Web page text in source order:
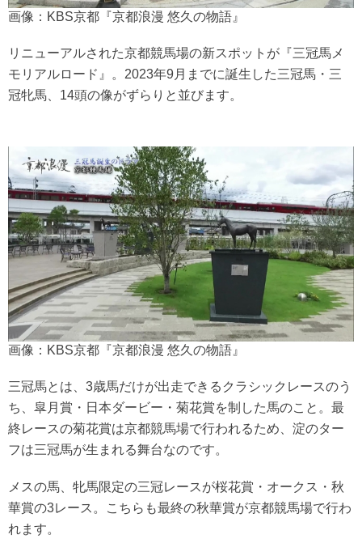
画像：KBS京都『京都浪漫 悠久の物語』
リニューアルされた京都競馬場の新スポットが『三冠馬メ
モリアルロード』。2023年9月までに誕生した三冠馬・三
冠牝馬、14頭の像がずらりと並びます。
画像：KBS京都『京都浪漫 悠久の物語』
三冠馬とは、3歳馬だけが出走できるクラシックレースのう
ち、皐月賞・日本ダービー・菊花賞を制した馬のこと。最
終レースの菊花賞は京都競馬場で行われるため、淀のター
フは三冠馬が生まれる舞台なのです。
メスの馬、牝馬限定の三冠レースが桜花賞・オークス・秋
華賞の3レース。こちらも最終の秋華賞が京都競馬場で行わ
れます。